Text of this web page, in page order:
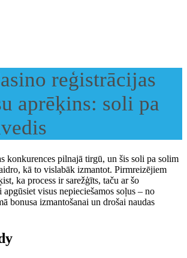
reģistrācijas
aprēķins: soli pa
konkurences pilnajā tirgū, un šis soli pa solim
kā to vislabāk izmantot. Pirmreizējiem
ka process ir sarežģīts, taču ar šo
apgūsiet visus nepieciešamos soļus – no
bonusa izmantošanai un drošai naudas